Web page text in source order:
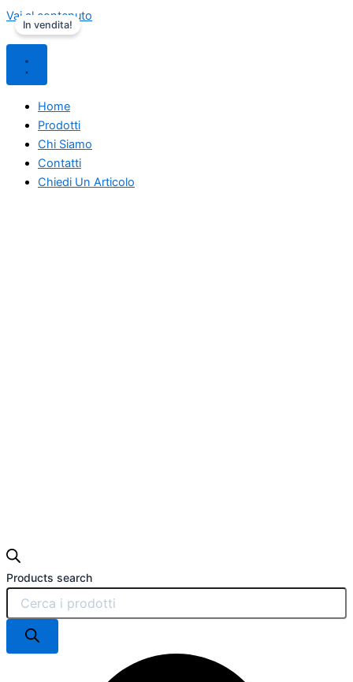
Vai al contenuto
Home
Prodotti
Chi Siamo
Contatti
Chiedi Un Articolo
Products search
In vendita!